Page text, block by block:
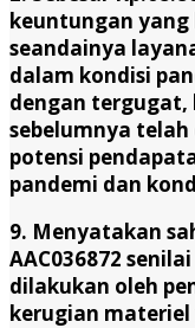
keuntungan yang
seandainya
dalam kondisi
dengan tergugat,
sebelumnya
potensi
pandemi dan
9. Menyatakan
AAC036872
dilakukan oleh
kerugian